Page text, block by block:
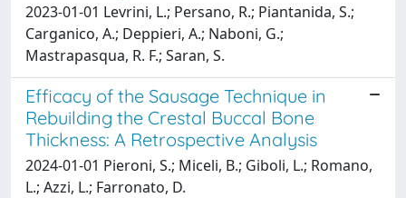
2023-01-01 Levrini, L.; Persano, R.; Piantanida, S.;
Carganico, A.; Deppieri, A.; Naboni, G.;
Mastrapasqua, R. F.; Saran, S.
Efficacy of the Sausage Technique in
Rebuilding the Crestal Buccal Bone
Thickness: A Retrospective Analysis
2024-01-01 Pieroni, S.; Miceli, B.; Giboli, L.; Romano,
L.; Azzi, L.; Farronato, D.